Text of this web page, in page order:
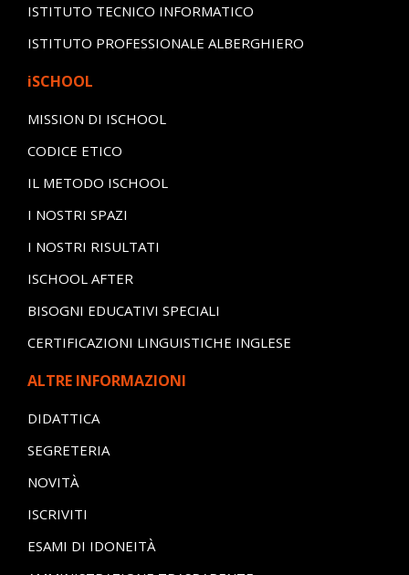
ISTITUTO TECNICO INFORMATICO
ISTITUTO PROFESSIONALE ALBERGHIERO
iSCHOOL
MISSION DI ISCHOOL
CODICE ETICO
IL METODO ISCHOOL
I NOSTRI SPAZI
I NOSTRI RISULTATI
ISCHOOL AFTER
BISOGNI EDUCATIVI SPECIALI
CERTIFICAZIONI LINGUISTICHE INGLESE
ALTRE INFORMAZIONI
DIDATTICA
SEGRETERIA
NOVITÀ
ISCRIVITI
ESAMI DI IDONEITÀ